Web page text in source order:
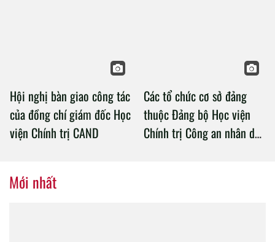
Hội nghị bàn giao công tác
của đồng chí giám đốc Học
viện Chính trị CAND
Các tổ chức cơ sở đảng
thuộc Đảng bộ Học viện
Chính trị Công an nhân dân
Mới nhất